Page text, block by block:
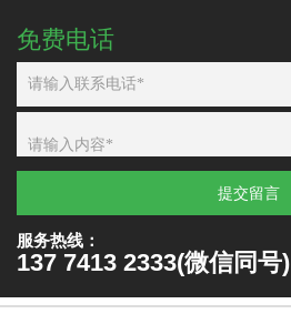
免费电话
提交留言
服务热线：
137 7413 2333(微信同号)